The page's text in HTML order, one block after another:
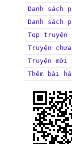
Danh sách
Danh sách
Top truyện
Truyện
Truyện mới
Thêm bài